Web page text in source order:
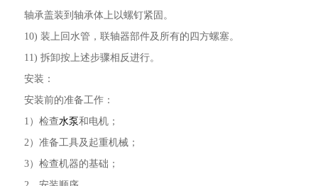
轴承盖装到轴承体上以螺钉紧固。
10) 装上回水管，联轴器部件及所有的四方螺塞。
11) 拆卸按上述步骤相反进行。
安装：
安装前的准备工作：
1）检查水泵和电机；
2）准备工具及起重机械；
3）检查机器的基础；